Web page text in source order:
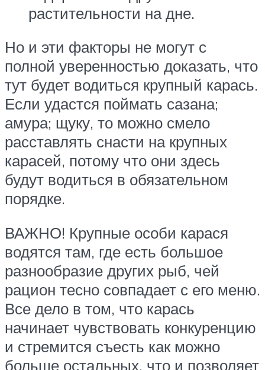
растительности на дне.
Но и эти факторы не могут с
полной уверенностью доказать, что
тут будет водиться крупный карась.
Если удастся поймать сазана;
амура; щуку, то можно смело
расставлять снасти на крупных
карасей, потому что они здесь
будут водиться в обязательном
порядке.
ВАЖНО! Крупные особи карася
водятся там, где есть большое
разнообразие других рыб, чей
рацион тесно совпадает с его меню.
Все дело в том, что карась
начинает чувствовать конкуренцию
и стремится съесть как можно
больше остальных, что и позволяет